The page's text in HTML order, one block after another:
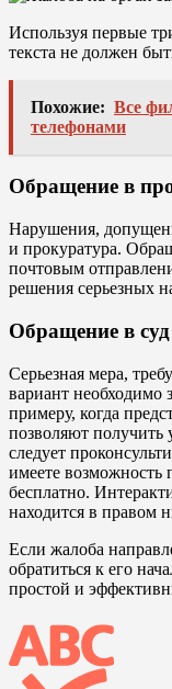
Используя первые
текста не должен
Похожие: Все
телефонами
Обращение в
Нарушения,
и прокуратура.
почтовым
решения серьезных
Обращение в суд
Серьезная мера,
вариант необходимо
примеру, когда
позволяют получить
следует
имеете возможность
бесплатно.
находится в правом
Если жалоба
обратиться к его
простой и